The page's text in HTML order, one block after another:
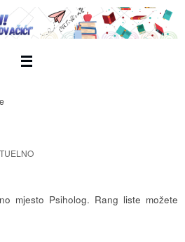
mjesto Psiholog. Rang liste možete